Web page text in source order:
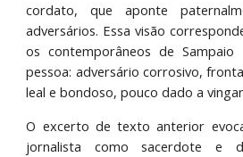
cordato, que aponte
adversários. Essa visão
os contemporâneos de
pessoa: adversário corrosivo,
leal e bondoso, pouco dado a
O excerto de texto anterior
jornalista como sacerdote e